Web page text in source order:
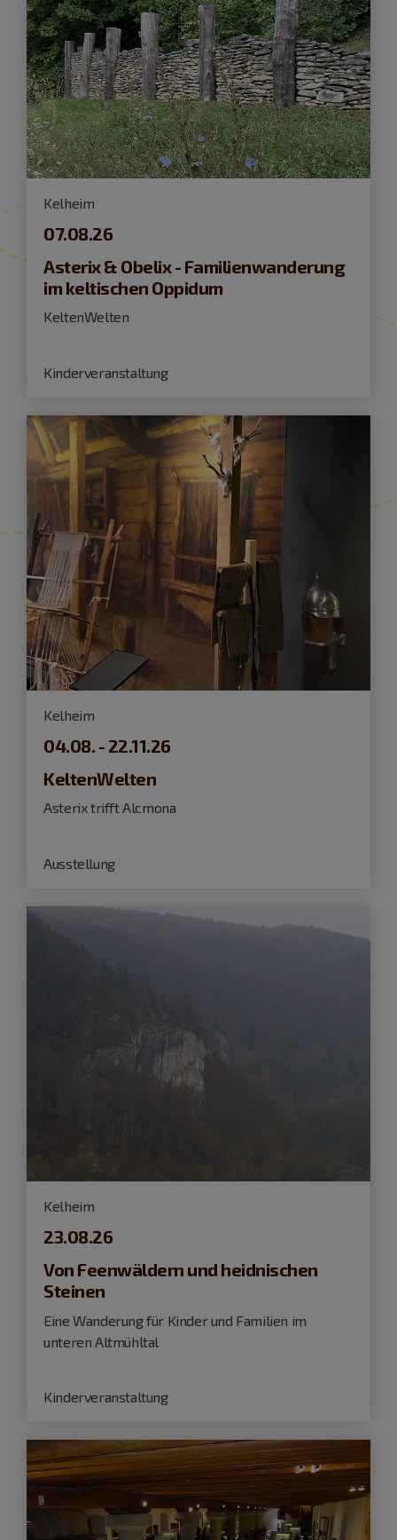
Kelheim
07.08.26
Asterix & Obelix - Familienwanderung
im keltischen Oppidum
KeltenWelten
Kinderveranstaltung
Kelheim
04.08. - 22.11.26
KeltenWelten
Asterix trifft Alcmona
Ausstellung
Kelheim
23.08.26
Von Feenwäldern und heidnischen
Steinen
Eine Wanderung für Kinder und Familien im
unteren Altmühltal
Kinderveranstaltung